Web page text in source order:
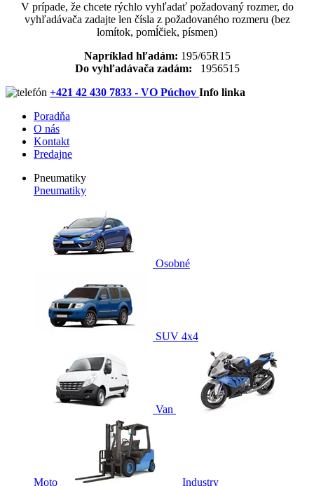
V prípade, že chcete rýchlo vyhľadať požadovaný rozmer, do
vyhľadávača zadajte len čísla z požadovaného rozmeru (bez
lomítok, pomĺčiek, písmen)
Napríklad hľadám: 195/65R15
Do vyhľadávača zadám: 1956515
+421 42 430 7833 - VO Púchov Info linka
Poradňa
O nás
Kontakt
Predajne
Pneumatiky
Pneumatiky
Osobné
SUV 4x4
Van
Moto Industry